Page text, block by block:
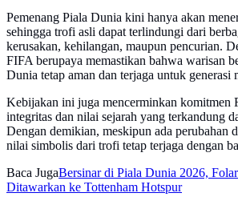
Pemenang Piala Dunia kini hanya akan
sehingga trofi asli dapat terlindungi dari
kerusakan, kehilangan, maupun pencurian.
FIFA berupaya memastikan bahwa warisan
Dunia tetap aman dan terjaga untuk generasi
Kebijakan ini juga mencerminkan komitmen
integritas dan nilai sejarah yang terkandung
Dengan demikian, meskipun ada perubahan
nilai simbolis dari trofi tetap terjaga dengan
Baca JugaBersinar di Piala Dunia 2026,
Ditawarkan ke Tottenham Hotspur